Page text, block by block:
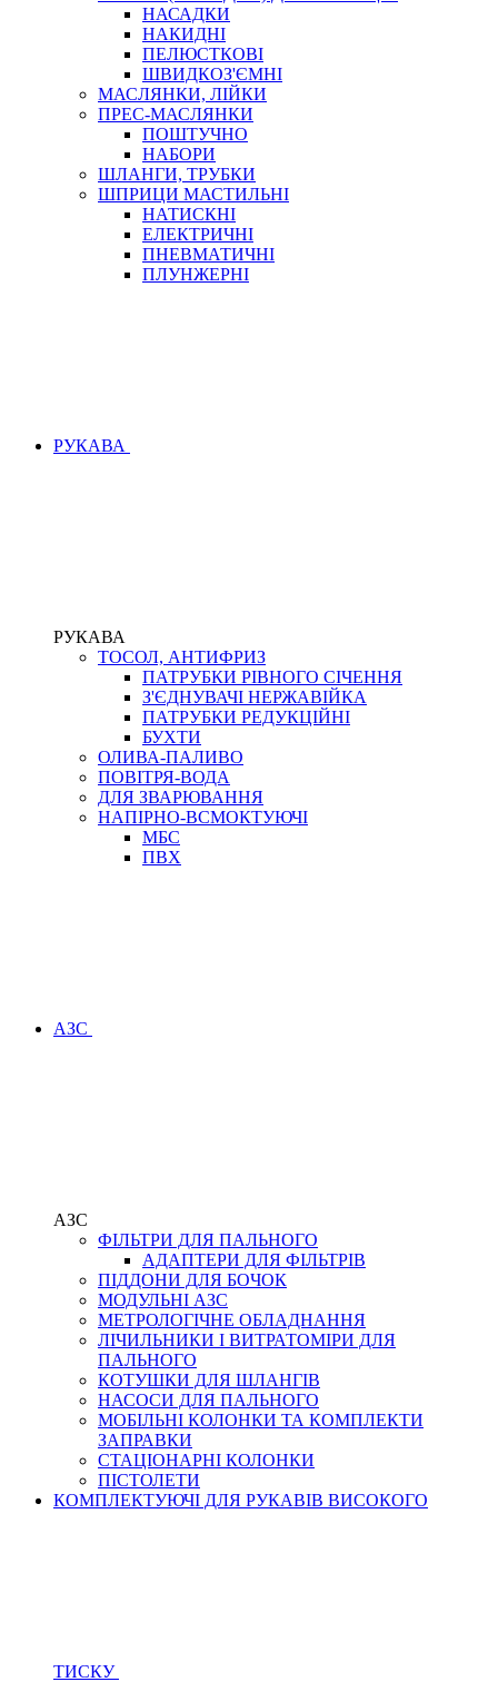
НАСАДКИ
НАКИДНІ
ПЕЛЮСТКОВІ
ШВИДКОЗ'ЄМНІ
МАСЛЯНКИ, ЛІЙКИ
ПРЕС-МАСЛЯНКИ
ПОШТУЧНО
НАБОРИ
ШЛАНГИ, ТРУБКИ
ШПРИЦИ МАСТИЛЬНІ
НАТИСКНІ
ЕЛЕКТРИЧНІ
ПНЕВМАТИЧНІ
ПЛУНЖЕРНІ
РУКАВА
РУКАВА
ТОСОЛ, АНТИФРИЗ
ПАТРУБКИ РІВНОГО СІЧЕННЯ
З'ЄДНУВАЧІ НЕРЖАВІЙКА
ПАТРУБКИ РЕДУКЦІЙНІ
БУХТИ
ОЛИВА-ПАЛИВО
ПОВІТРЯ-ВОДА
ДЛЯ ЗВАРЮВАННЯ
НАПІРНО-ВСМОКТУЮЧІ
МБС
ПВХ
АЗС
АЗС
ФІЛЬТРИ ДЛЯ ПАЛЬНОГО
АДАПТЕРИ ДЛЯ ФІЛЬТРІВ
ПІДДОНИ ДЛЯ БОЧОК
МОДУЛЬНІ АЗС
МЕТРОЛОГІЧНЕ ОБЛАДНАННЯ
ЛІЧИЛЬНИКИ І ВИТРАТОМІРИ ДЛЯ
ПАЛЬНОГО
КОТУШКИ ДЛЯ ШЛАНГІВ
НАСОСИ ДЛЯ ПАЛЬНОГО
МОБІЛЬНІ КОЛОНКИ ТА КОМПЛЕКТИ
ЗАПРАВКИ
СТАЦІОНАРНІ КОЛОНКИ
ПІСТОЛЕТИ
КОМПЛЕКТУЮЧІ ДЛЯ РУКАВІВ ВИСОКОГО
ТИСКУ